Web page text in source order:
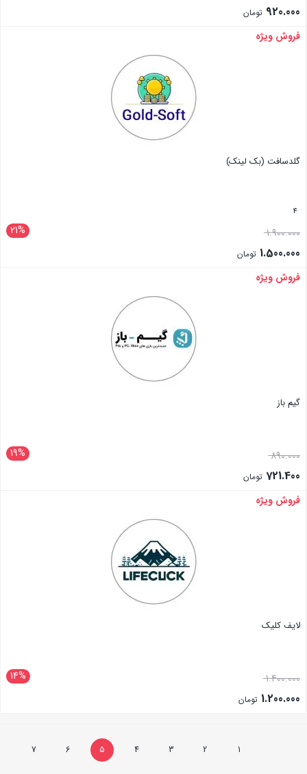
920.000 تومان
بستن
فروش ویژه
گلد‌سافت (بک لینک)
4
21% 1.900.000
1.500.000 تومان
بستن
فروش ویژه
گیم باز
19% 890.000
721.400 تومان
بستن
فروش ویژه
لایف کلیک
14% 1.400.000
1.200.000 تومان
1
2
3
4
5
6
7